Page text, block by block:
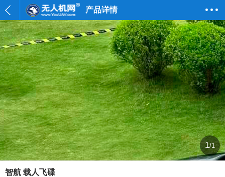
产品详情
1/1
智航 载人飞碟